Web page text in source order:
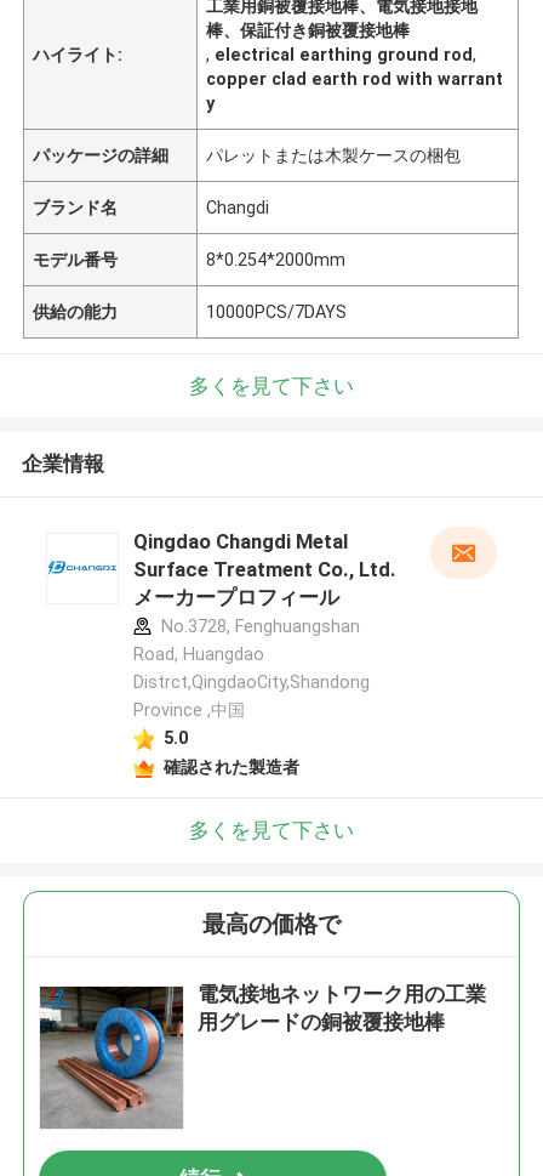
ハイライト:
工業用銅被覆接地棒、電気接地接地
棒、保証付き銅被覆接地棒
, electrical earthing ground rod,
copper clad earth rod with warrant
y
パッケージの詳細 パレットまたは木製ケースの梱包
ブランド名 Changdi
モデル番号 8*0.254*2000mm
供給の能力 10000PCS/7DAYS
多くを見て下さい
企業情報
Qingdao Changdi Metal
Surface Treatment Co., Ltd.
メーカープロフィール
No.3728, Fenghuangshan
Road, Huangdao
Distrct,QingdaoCity,Shandong
Province ,中国
5.0
確認された製造者
多くを見て下さい
最高の価格で
電気接地ネットワーク用の工業
用グレードの銅被覆接地棒